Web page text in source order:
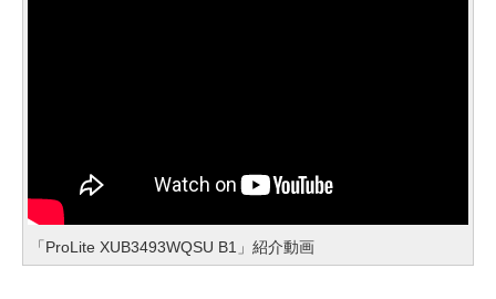
「ProLite XUB3493WQSU B1」紹介動画